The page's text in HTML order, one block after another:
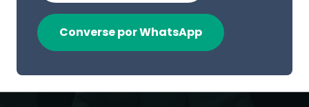
Converse por WhatsApp